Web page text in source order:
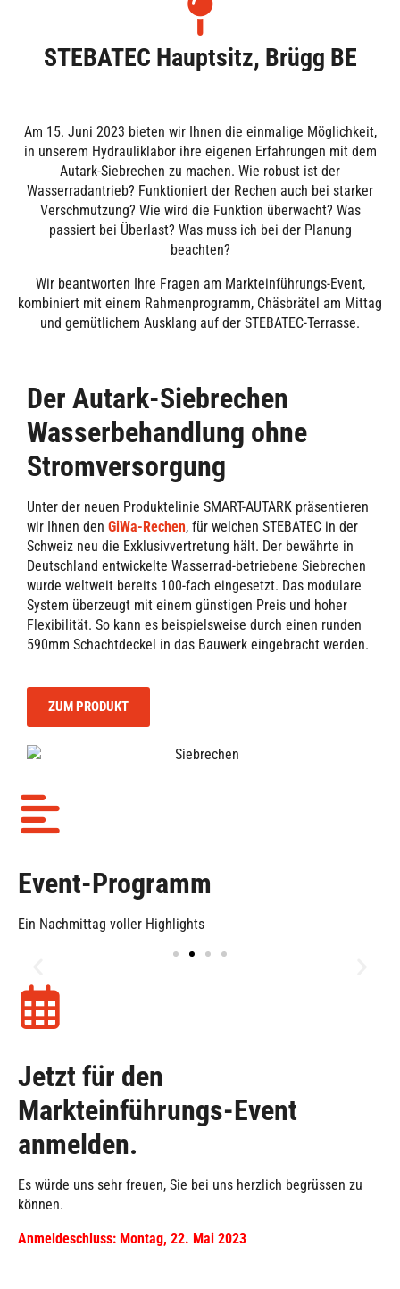
STEBATEC Hauptsitz, Brügg BE
Am 15. Juni 2023 bieten wir Ihnen die einmalige Möglichkeit,
in unserem Hydrauliklabor ihre eigenen Erfahrungen mit dem
Autark-Siebrechen zu machen. Wie robust ist der
Wasserradantrieb? Funktioniert der Rechen auch bei starker
Verschmutzung? Wie wird die Funktion überwacht? Was
passiert bei Überlast? Was muss ich bei der Planung
beachten?
Wir beantworten Ihre Fragen am Markteinführungs-Event,
kombiniert mit einem Rahmenprogramm, Chäsbrätel am Mittag
und gemütlichem Ausklang auf der STEBATEC-Terrasse.
Der Autark-Siebrechen
Wasserbehandlung ohne
Stromversorgung
Unter der neuen Produktelinie SMART-AUTARK präsentieren
wir Ihnen den GiWa-Rechen, für welchen STEBATEC in der
Schweiz neu die Exklusivvertretung hält. Der bewährte in
Deutschland entwickelte Wasserrad-betriebene Siebrechen
wurde weltweit bereits 100-fach eingesetzt. Das modulare
System überzeugt mit einem günstigen Preis und hoher
Flexibilität. So kann es beispielsweise durch einen runden
590mm Schachtdeckel in das Bauwerk eingebracht werden.
ZUM PRODUKT
Event-Programm
Ein Nachmittag voller Highlights
13:30 Uhr
Jetzt für den
Markteinführungs-Event
anmelden.
Es würde uns sehr freuen, Sie bei uns herzlich begrüssen zu
können.
Anmeldeschluss: Montag, 22. Mai 2023